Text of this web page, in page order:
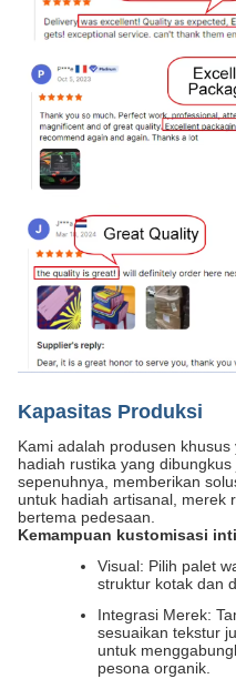
Kapasitas Produksi
Kami adalah produsen
hadiah rustika yang
sepenuhnya, memberikan
untuk hadiah artisanal, merek
bertema pedesaan.
Kemampuan kustomisasi
Visual: Pilih palet
struktur kotak dan
Integrasi Merek:
sesuaikan tekstur
untuk
pesona organik.